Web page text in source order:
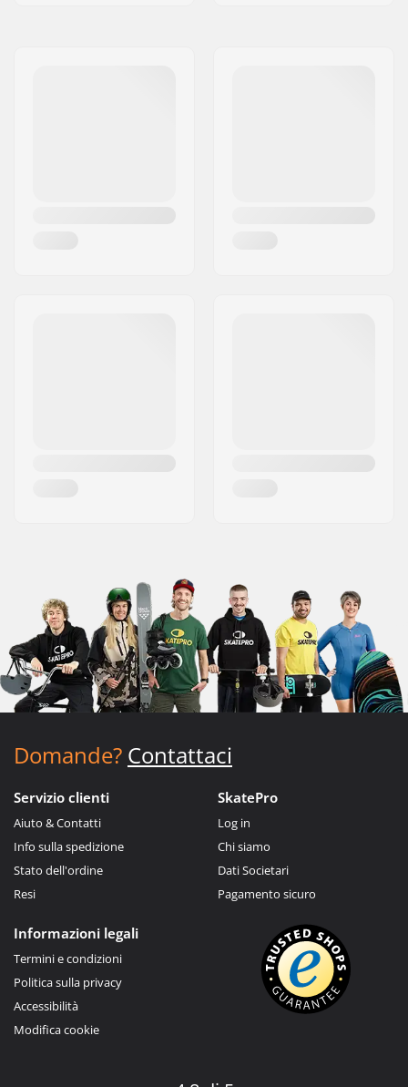
Domande? Contattaci
Servizio clienti
Aiuto & Contatti
Info sulla spedizione
Stato dell'ordine
Resi
SkatePro
Log in
Chi siamo
Dati Societari
Pagamento sicuro
Informazioni legali
Termini e condizioni
Politica sulla privacy
Accessibilità
Modifica cookie